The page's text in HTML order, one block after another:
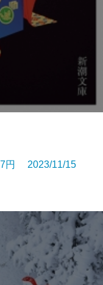
円 2023/11/15